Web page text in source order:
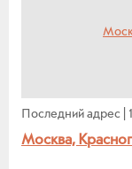
Последний адрес
Москва,